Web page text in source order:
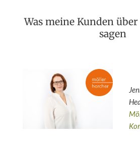
Was meine Kunden
sagen